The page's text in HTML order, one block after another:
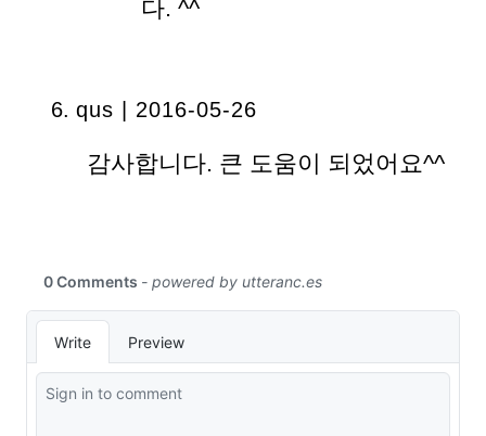
다. ^^
qus | 2016-05-26
감사합니다. 큰 도움이 되었어요^^